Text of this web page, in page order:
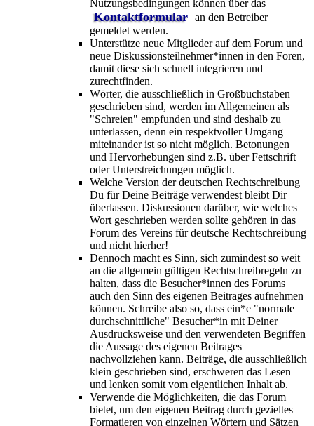
Nutzungsbedingungen können über das
Kontaktformular an den Betreiber
gemeldet werden.
Unterstütze neue Mitglieder auf dem Forum und
neue Diskussionsteilnehmer*innen in den Foren,
damit diese sich schnell integrieren und
zurechtfinden.
Wörter, die ausschließlich in Großbuchstaben
geschrieben sind, werden im Allgemeinen als
"Schreien" empfunden und sind deshalb zu
unterlassen, denn ein respektvoller Umgang
miteinander ist so nicht möglich. Betonungen
und Hervorhebungen sind z.B. über Fettschrift
oder Unterstreichungen möglich.
Welche Version der deutschen Rechtschreibung
Du für Deine Beiträge verwendest bleibt Dir
überlassen. Diskussionen darüber, wie welches
Wort geschrieben werden sollte gehören in das
Forum des Vereins für deutsche Rechtschreibung
und nicht hierher!
Dennoch macht es Sinn, sich zumindest so weit
an die allgemein gültigen Rechtschreibregeln zu
halten, dass die Besucher*innen des Forums
auch den Sinn des eigenen Beitrages aufnehmen
können. Schreibe also so, dass ein*e "normale
durchschnittliche" Besucher*in mit Deiner
Ausdrucksweise und den verwendeten Begriffen
die Aussage des eigenen Beitrages
nachvollziehen kann. Beiträge, die ausschließlich
klein geschrieben sind, erschweren das Lesen
und lenken somit vom eigentlichen Inhalt ab.
Verwende die Möglichkeiten, die das Forum
bietet, um den eigenen Beitrag durch gezieltes
Formatieren von einzelnen Wörtern und Sätzen